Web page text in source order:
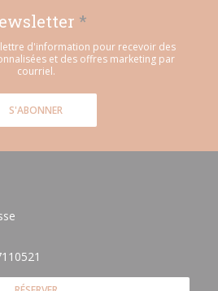
*
d'information pour recevoir des
et des offres marketing par
courriel.
S'ABONNER
nouvelle fenêtre))